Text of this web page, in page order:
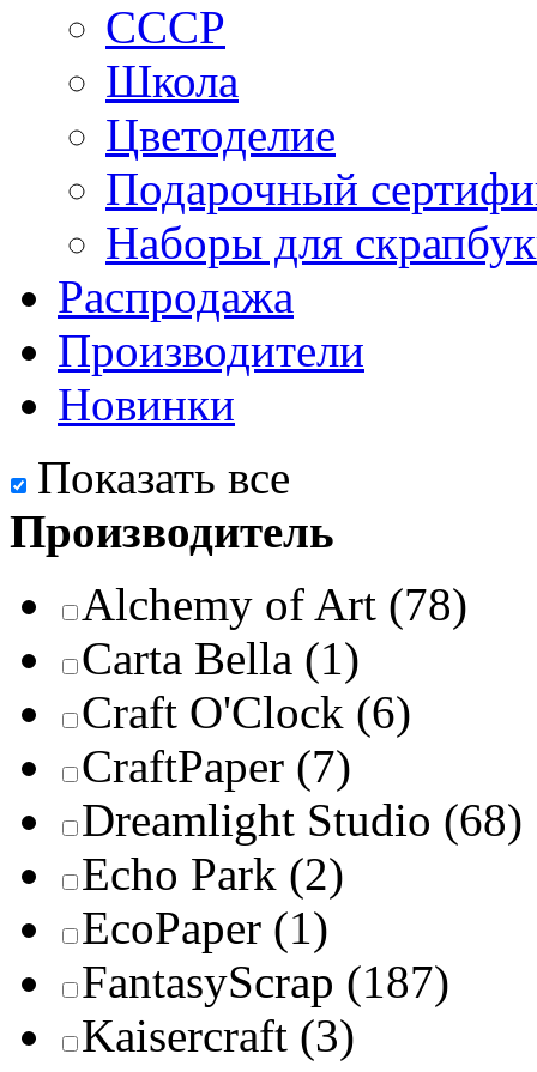
СССР
Школа
Цветоделие
Подарочный
Наборы для
Распродажа
Производители
Новинки
Показать все
Производитель
Alchemy of Art (78)
Carta Bella (1)
Craft O'Clock (6)
CraftPaper (7)
Dreamlight Studio (68)
Echo Park (2)
EcoPaper (1)
FantasyScrap (187)
Kaisercraft (3)